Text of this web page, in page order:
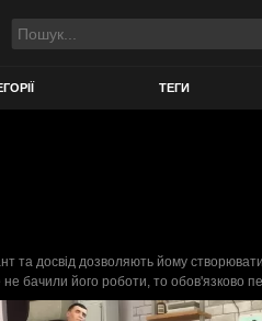
ТЕГИ
та досвід дозволяють йому
його роботи, то обов'язково